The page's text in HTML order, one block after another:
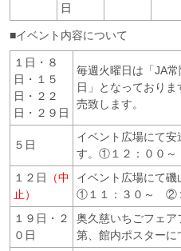
日
■イベント内容について
１日・８
日・１５
日・２２
日・２９日
毎週火曜日は「JA
日」となっており
売致します。
５日
イベント広場にて安
す。①１２：００
１２日
（中
止）
イベント広場にて磯
①１１：３０～ ②
１９日・２
０日
奥久慈いちごフェア
第、館内ポスターに